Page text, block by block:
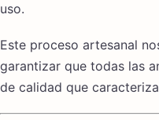
uso.
Este proceso artesanal
garantizar que todas las
de calidad que